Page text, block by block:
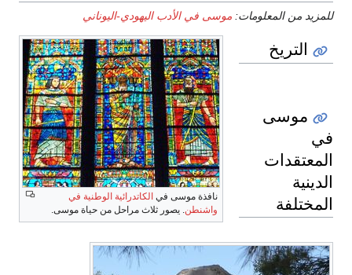
للمزيد من المعلومات: موسى في الأدب اليهودي-اليوناني
نافذة موسى في الكاتدرائية الوطنية في
واشنطن . يصور ثلاث مراحل من حياة موسى.
التريخ
موسى
في
المعتقدات
الدينية
المختلفة
اليهودية